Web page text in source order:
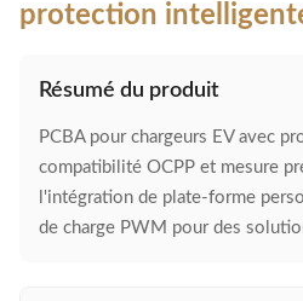
protection
Résumé du produit
PCBA pour chargeurs EV avec
compatibilité OCPP et mesure
l'intégration de plate-forme
de charge PWM pour des